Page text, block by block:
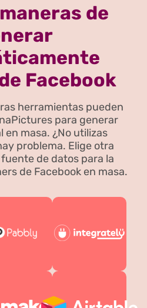
de
Facebook
herramientas pueden
para generar
en masa. ¿No utilizas
problema. Elige otra
de datos para la
de Facebook en masa.